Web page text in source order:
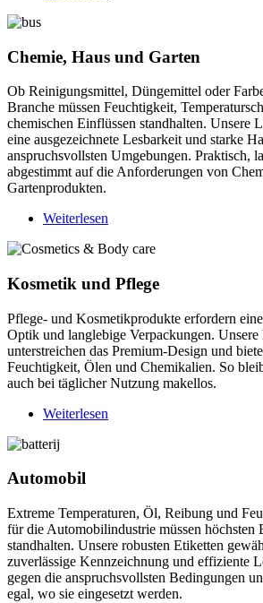
Chemie, Haus und Garten
Ob Reinigungsmittel, Düngemittel oder
Branche müssen Feuchtigkeit,
chemischen Einflüssen standhalten. Unsere
eine ausgezeichnete Lesbarkeit und starke
anspruchsvollsten Umgebungen. Praktisch,
abgestimmt auf die Anforderungen von
Gartenprodukten.
Weiterlesen
Haus
Garten
Kosmetik und Pflege
Pflege- und Kosmetikprodukte erfordern
Optik und langlebige Verpackungen. Unsere
unterstreichen das Premium-Design und
Feuchtigkeit, Ölen und Chemikalien. So
auch bei täglicher Nutzung makellos.
Weiterlesen
Automobil
Extreme Temperaturen, Öl, Reibung und
für die Automobilindustrie müssen höchsten
standhalten. Unsere robusten Etiketten
zuverlässige Kennzeichnung und effiziente
gegen die anspruchsvollsten Bedingungen
egal, wo sie eingesetzt werden.